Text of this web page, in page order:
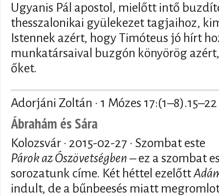
Ugyanis Pál apostol, mielőtt intő
thesszalonikai gyülekezet tagjaihoz,
Istennek azért, hogy Timóteus jó hírt
munkatársaival buzgón könyörög
őket.
Adorjáni Zoltán · 1 Mózes 17:(1–8).15–22
Ábrahám és Sára
Kolozsvár · 2015-02-27 · Szombat este
Párok az Ószövetségben– ez a szombat
sorozatunk címe. Két héttel ezelőtt
indult, de a bűnbeesés miatt